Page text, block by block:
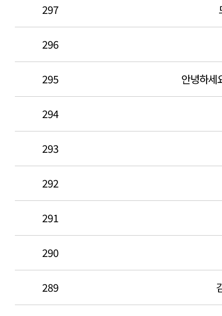
297
296
295 안녕하세
294
293
292
291
290
289